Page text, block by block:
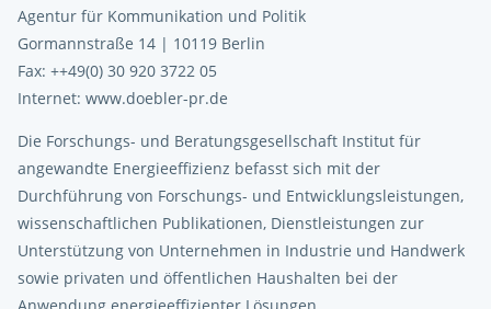
Agentur für Kommunikation und Politik
Gormannstraße 14 | 10119 Berlin
Fax: ++49(0) 30 920 3722 05
Internet: www.doebler-pr.de
Die Forschungs- und Beratungsgesellschaft Institut für
angewandte Energieeffizienz befasst sich mit der
Durchführung von Forschungs- und Entwicklungsleistungen,
wissenschaftlichen Publikationen, Dienstleistungen zur
Unterstützung von Unternehmen in Industrie und Handwerk
sowie privaten und öffentlichen Haushalten bei der